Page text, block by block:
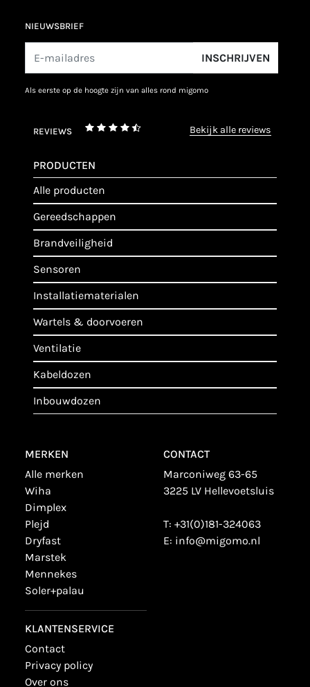
NIEUWSBRIEF
INSCHRIJVEN
als eerste op de hoogte zijn van alles rond migomo
REVIEWS bekijk alle reviews
PRODUCTEN
alle producten
gereedschappen
brandveiligheid
sensoren
installatiematerialen
wartels & doorvoeren
ventilatie
kabeldozen
inbouwdozen
MERKEN
alle merken
wiha
dimplex
plejd
dryfast
marstek
mennekes
soler+palau
KLANTENSERVICE
contact
privacy policy
over ons
CONTACT
Marconiweg 63-65
3225 LV Hellevoetsluis
T: +31(0)181-324063
E: info@migomo.nl